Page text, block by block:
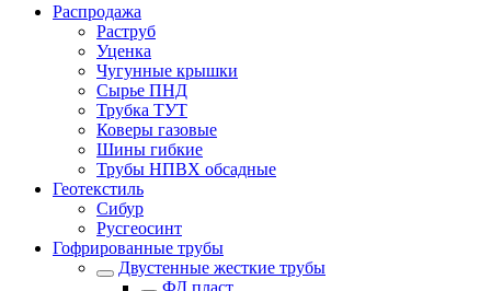
Распродажа
Раструб
Уценка
Чугунные крышки
Сырье ПНД
Трубка ТУТ
Коверы газовые
Шины гибкие
Трубы НПВХ обсадные
Геотекстиль
Сибур
Русгеосинт
Гофрированные трубы
Двустенные жесткие трубы
ФД пласт